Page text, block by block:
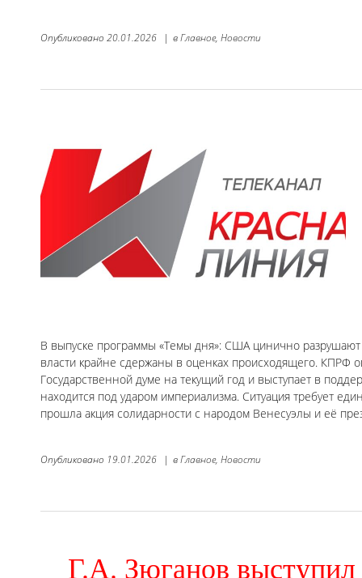
Опубликовано 20.01.2026 | вГлавное, Новости
В выпуске программы «Темы дня»: США цинично
власти крайне сдержаны в оценках происходящего. КПРФ
Государственной думе на текущий год и выступает в
находится под ударом империализма. Ситуация требует
прошла акция солидарности с народом Венесуэлы и её
Опубликовано 19.01.2026 | вГлавное, Новости
Г.А. Зюганов